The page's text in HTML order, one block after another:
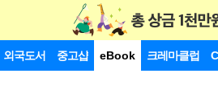
외국도서 중고샵 eBook 크레마클럽